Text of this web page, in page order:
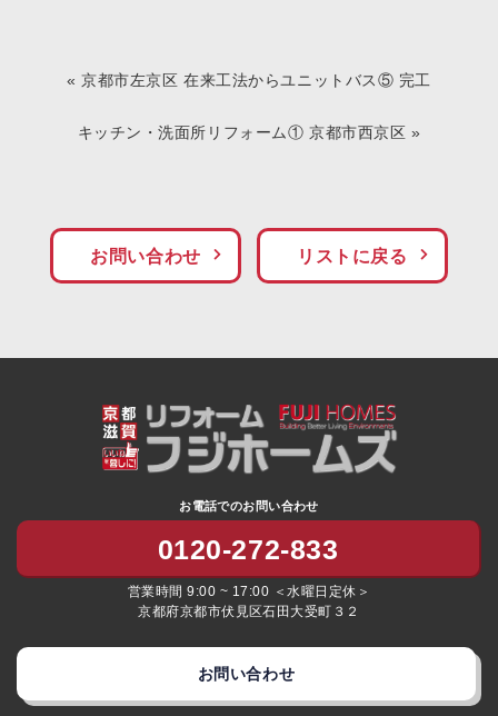
«京都市左京区 在来工法からユニットバス⑤ 完工
キッチン・洗面所リフォーム① 京都市西京区 »
お問い合わせ リストに戻る
お電話でのお問い合わせ
0120-272-833
営業時間 9:00 ~ 17:00 ＜水曜日定休＞
京都府京都市伏見区石田大受町３２
お問い合わせ